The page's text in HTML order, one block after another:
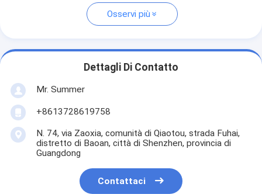
Osservi più
Dettagli Di Contatto
Mr. Summer
+8613728619758
N. 74, via Zaoxia, comunità di Qiaotou, strada Fuhai,
distretto di Baoan, città di Shenzhen, provincia di
Guangdong
Contattaci